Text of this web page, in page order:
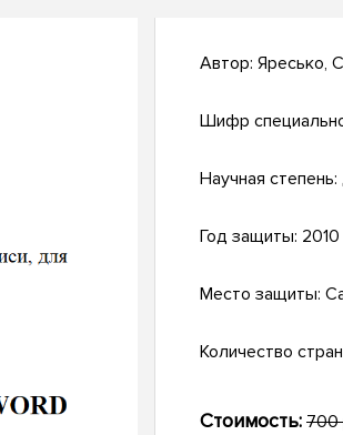
Автор: Яресько,
Шифр
Научная степень:
Год защиты: 2010
Место защиты:
Количество
Стоимость: 700